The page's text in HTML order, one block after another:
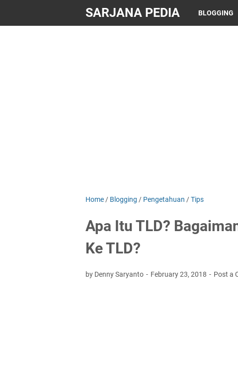
SARJANA PEDIA BLOGGING
Home / Blogging / Pengetahuan /Tips
Apa Itu TLD?
Ke TLD?
by Denny Saryanto February 23, 2018 Post a